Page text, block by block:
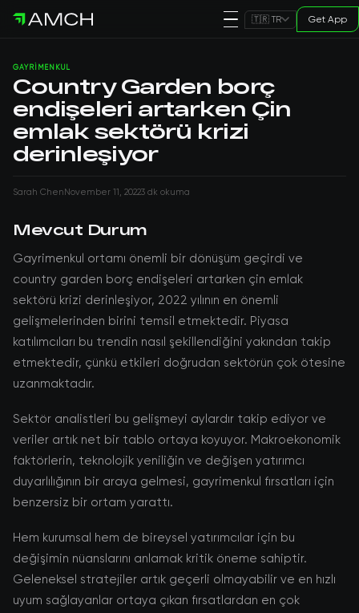
🇹🇷 TR Get App
GAYRIMENKUL
Country Garden borç
endişeleri artarken Çin
emlak sektörü krizi
derinleşiyor
Sarah ChenNovember 11, 20223 dk okuma
Mevcut Durum
Gayrimenkul ortamı önemli bir dönüşüm geçirdi ve
country garden borç endişeleri artarken çin emlak
sektörü krizi derinleşiyor, 2022 yılının en önemli
gelişmelerinden birini temsil etmektedir. Piyasa
katılımcıları bu trendin nasıl şekillendiğini yakından takip
etmektedir, çünkü etkileri doğrudan sektörün çok ötesine
uzanmaktadır.
Sektör analistleri bu gelişmeyi aylardır takip ediyor ve
veriler artık net bir tablo ortaya koyuyor. Makroekonomik
faktörlerin, teknolojik yeniliğin ve değişen yatırımcı
duyarlılığının bir araya gelmesi, gayrimenkul fırsatları için
benzersiz bir ortam yarattı.
Hem kurumsal hem de bireysel yatırımcılar için bu
değişimin nüanslarını anlamak kritik öneme sahiptir.
Geleneksel stratejiler artık geçerli olmayabilir ve en hızlı
uyum sağlayanlar ortaya çıkan fırsatlardan en çok